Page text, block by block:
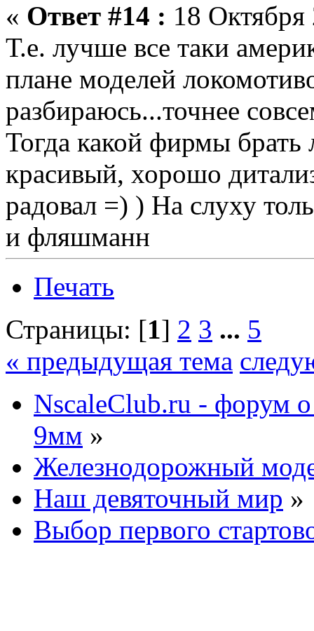
« Ответ #14 : 18
Т.е. лучше все таки
плане моделей
разбираюсь...точнее
Тогда какой фирмы брать
красивый, хорошо
радовал =) ) На слуху
и фляшманн
Печать
Страницы: [1] 2 3 ... 5
« предыдущая тема
NscaleClub.ru - форум
9мм »
Железнодорожный
Наш девяточный мир »
Выбор первого